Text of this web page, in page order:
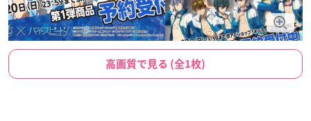
高画質で見る (全1枚)